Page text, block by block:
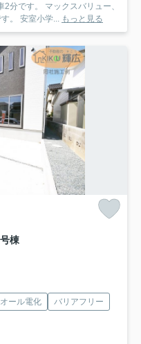
分です。 マックスバリュー、
。 安室小学...
もっと見る
棟
オール電化
バリアフリー